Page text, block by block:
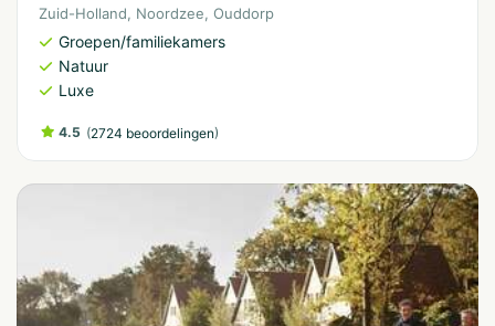
Zuid-Holland, Noordzee, Ouddorp
Groepen/familiekamers
Natuur
Luxe
4.5 (2724 beoordelingen)